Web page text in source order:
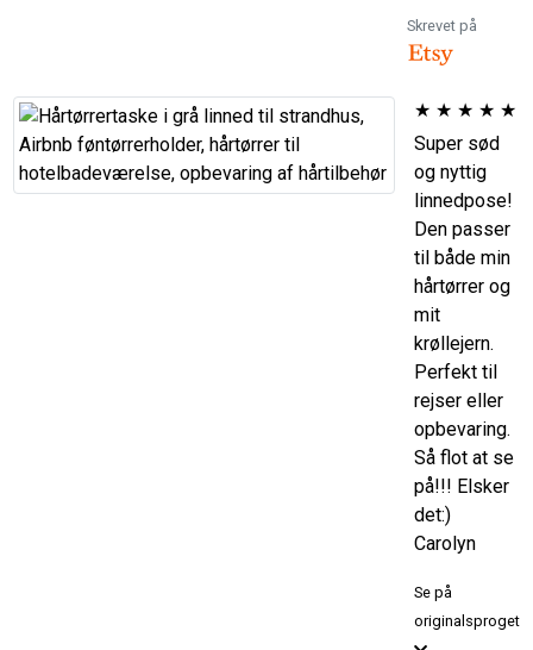
Skrevet på
★ ★ ★ ★ ★
Super sød
og nyttig
linnedpose!
Den passer
til både min
hårtørrer og
mit
krøllejern.
Perfekt til
rejser eller
opbevaring.
Så flot at se
på!!! Elsker
det:)
Carolyn
Se på
originalsproget